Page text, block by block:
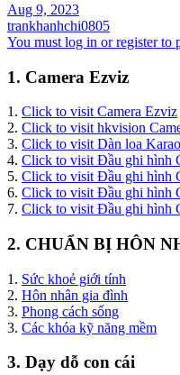
Aug 9, 2023
trankhanhchi0805
You must log in or register to
1. Camera Ezviz
1. Click to visit Camera Ezviz
2. Click to visit hkvision
3. Click to visit Dàn loa
4. Click to visit Đầu ghi hình
5. Click to visit Đầu ghi hình
6. Click to visit Đầu ghi hình
7. Click to visit Đầu ghi hình
2. CHUẨN BỊ HÔN
1. Sức khoẻ giới tính
2. Hôn nhân gia đình
3. Phong cách sống
3. Các khóa kỹ năng mềm
3. Dạy dỗ con cái